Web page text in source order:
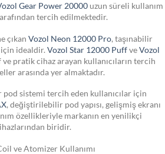
Gear Power 20000uzun süreli kullanım
tercih edilmektedir.
çıkan Vozol Neon 12000 Pro, taşınabilir
için idealdir. Vozol Star 12000 PuffveVozol
ve pratik cihaz arayan kullanıcıların tercih
arasında yer almaktadır.
sistemi tercih eden kullanıcılar için
, değiştirilebilir pod yapısı, gelişmiş ekranı
özellikleriyle markanın en yenilikçi
biridir.
ve Atomizer Kullanımı